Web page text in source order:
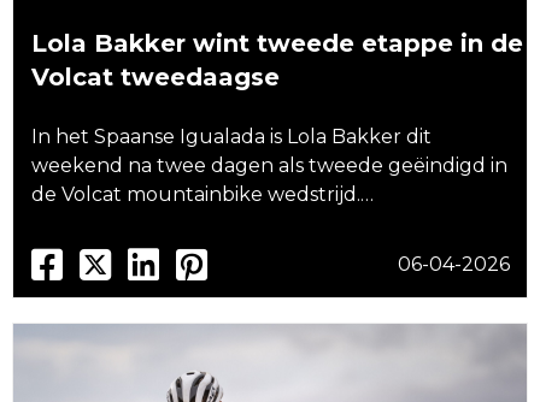
Lola Bakker wint tweede etappe in de
Volcat tweedaagse
In het Spaanse Igualada is Lola Bakker dit
weekend na twee dagen als tweede geëindigd in
de Volcat mountainbike wedstrijd.…
06-04-2026